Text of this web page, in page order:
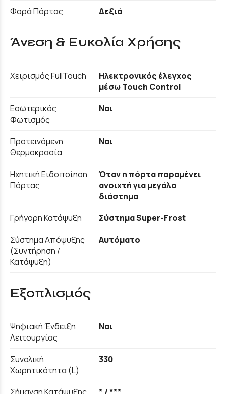
Φορά Πόρτας
Δεξιά
Άνεση & Ευκολία Χρήσης
Χειρισμός FullTouch
Ηλεκτρονικός έλεγχος
μέσω Touch Control
Εσωτερικός
Φωτισμός
Ναι
Προτεινόμενη
Θερμοκρασία
Ναι
Ηχητική Ειδοποίηση
Πόρτας
Όταν η πόρτα παραμένει
ανοιχτή για μεγάλο
διάστημα
Γρήγορη Κατάψυξη
Σύστημα Super-Frost
Σύστημα Απόψυξης
(Συντήρηση /
Κατάψυξη)
Αυτόματο
Εξοπλισμός
Ψηφιακή Ένδειξη
Λειτουργίας
Ναι
Συνολική
Χωρητικότητα (L)
330